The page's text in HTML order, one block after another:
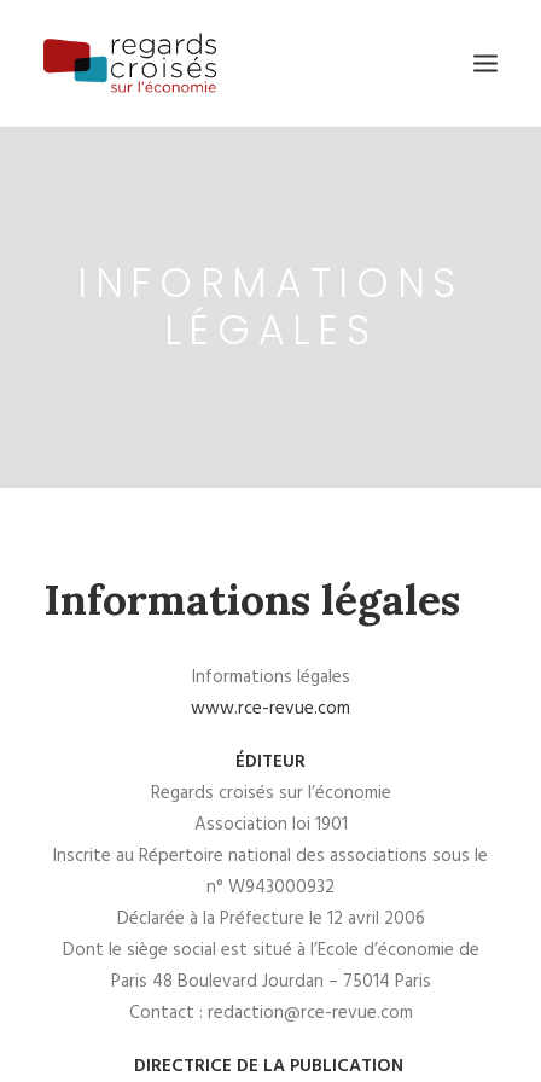
L’ÉQUIPEINFORMATIONS
LÉGALES
Informations légales
Informations légales
www.rce-revue.com
ÉDITEUR
Regards croisés sur l’économie
Association loi 1901
Inscrite au Répertoire national des associations sous le
n° W943000932
Déclarée à la Préfecture le 12 avril 2006
Dont le siège social est situé à l’Ecole d’économie de
Paris 48 Boulevard Jourdan – 75014 Paris
Contact : redaction@rce-revue.com
DIRECTRICE DE LA PUBLICATION